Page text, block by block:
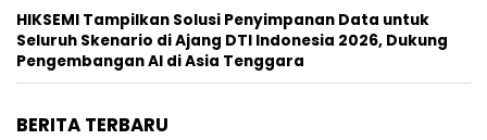
HIKSEMI Tampilkan Solusi Penyimpanan Data untuk
Seluruh Skenario di Ajang DTI Indonesia 2026, Dukung
Pengembangan AI di Asia Tenggara
BERITA TERBARU